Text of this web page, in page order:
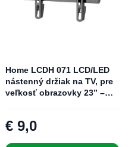
Home LCDH 071 LCD/LED
nástenný držiak na TV, pre
veľkosť obrazovky 23” –
prvkov
€ 9,0